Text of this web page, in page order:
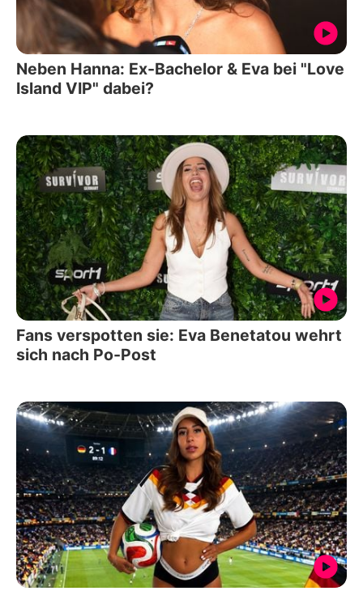
Neben Hanna: Ex-Bachelor & Eva bei "Love
Island VIP" dabei?
Fans verspotten sie: Eva Benetatou wehrt
sich nach Po-Post